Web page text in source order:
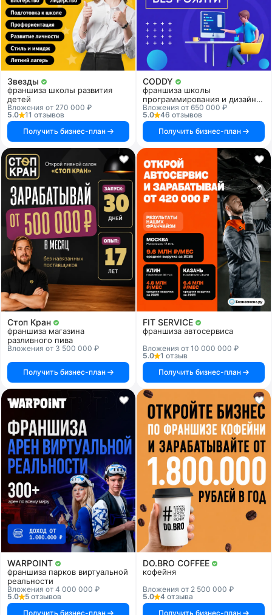
Звезды
франшиза школы развития
детей
Вложения от 270 000 ₽
5.0
11 отзывов
Получить бизнес-план
CODDY
франшиза школы
программирования и дизайна
для детей
Вложения от 650 000 ₽
5.0
46 отзывов
Получить бизнес-план
Стоп Кран
франшиза магазина
разливного пива
Вложения от 3 500 000 ₽
Получить бизнес-план
FIT SERVICE
франшиза автосервиса
Вложения от 10 000 000 ₽
5.0
1 отзыв
Получить бизнес-план
WARPOINT
франшиза парков виртуальной
реальности
Вложения от 4 000 000 ₽
5.0
5 отзывов
Получить бизнес-план
DO.BRO COFFEE
кофейня
Вложения от 2 500 000 ₽
5.0
4 отзыва
Получить бизнес-план